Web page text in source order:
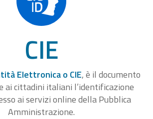
CIE
Elettronica o CIE, è il documento
ai cittadini italiani l’identificazione
ai servizi online della Pubblica
Amministrazione.